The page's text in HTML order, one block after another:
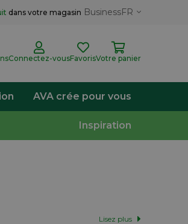
dans votre magasin BusinessFR
Connectez-vousFavorisVotre panier
AVA crée pour vous
Inspiration
Lisez plus